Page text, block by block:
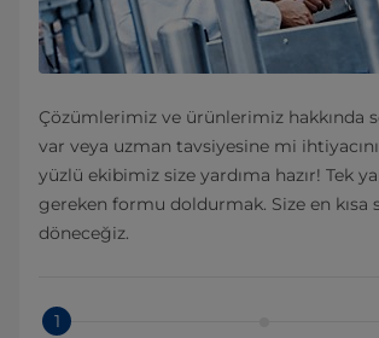
Çözümlerimiz ve ürünlerimiz hakkında
var veya uzman tavsiyesine mi
yüzlü ekibimiz size yardıma hazır! Tek
gereken formu doldurmak. Size en kısa
döneceğiz.
1